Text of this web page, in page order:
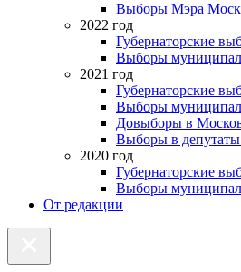
Выборы Мэра
2022 год
Губернаторские
Выборы
2021 год
Губернаторские
Выборы
Довыборы в
Выборы в
2020 год
Губернаторские
Выборы
От редакции